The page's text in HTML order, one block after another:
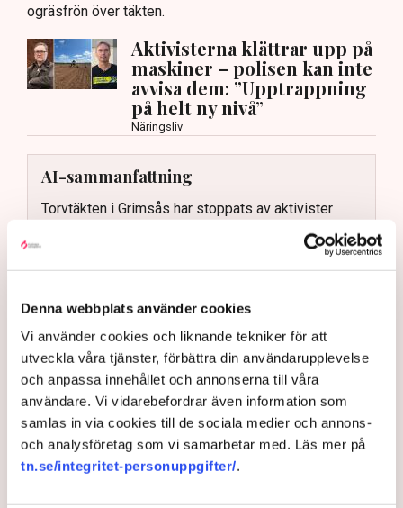
Denna webbplats använder cookies
Vi använder cookies och liknande tekniker för att
utveckla våra tjänster, förbättra din användarupplevelse
och anpassa innehållet och annonserna till våra
användare. Vi vidarebefordrar även information som
samlas in via cookies till de sociala medier och annons-
och analysföretag som vi samarbetar med. Läs mer på
tn.se/integritet-personuppgifter/.
ogräsfrön över täkten.
Aktivisterna klättrar upp på
maskiner – polisen kan inte
avvisa dem: ”Upptrappning
på helt ny nivå”
Näringsliv
AI-sammanfattning
Torvtäkten i Grimsås har stoppats av aktivister
Polisinspektör Anna-Lena Mann förklarar polisens
agerande på plats.
40 personer misstänks med cirka 120
brottsmisstankar kopplade.
Polisen använder drönare och uniformerad polis
för att dokumentera bevis.
Samtidigt är polisarbetet komplext när det gäller
Läs mer
Polisen, som befinner sig på plats, kritiseras för att inte
agera tillräckligt då aktionerna kan fortgå för öppen ridå.